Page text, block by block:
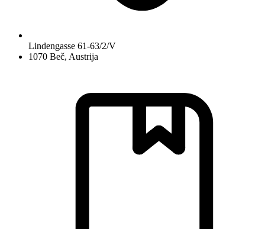
Lindengasse 61-63/2/V
1070 Beč, Austrija